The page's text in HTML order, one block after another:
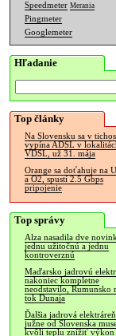
Speedmeter Merania
Pingmeter
Googlemeter
Hľadanie
Top články
Na Slovensku sa v
vypína ADSL v
VDSL, už 31. mája
Orange sa doťahuje na
a O2, spustí 2.5 Gbps
pripojenie
Top správy
Alza nasadila dve
jednu užitočnú a jednu
kontroverznú
Maďarsko jadrovú
nakoniec kompletne
neodstavilo, Rumunsko
tok Dunaja
Ďalšia jadrová elektráreň
južne od Slovenska
kvôli teplu znížiť výkon